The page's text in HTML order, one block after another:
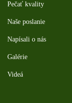
Pečať kvality
Naše poslanie
Napísali o nás
Galérie
Videá